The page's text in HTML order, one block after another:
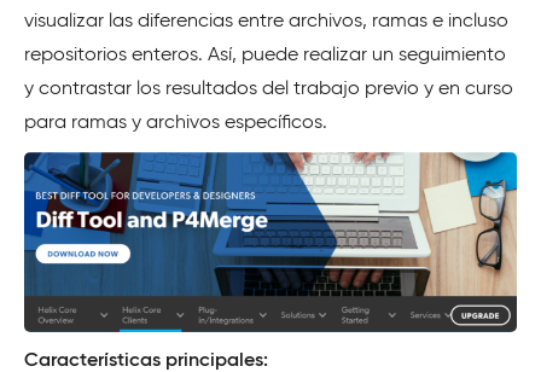
visualizar las diferencias entre archivos, ramas e incluso
repositorios enteros. Así, puede realizar un seguimiento
y contrastar los resultados del trabajo previo y en curso
para ramas y archivos específicos.
Características principales: